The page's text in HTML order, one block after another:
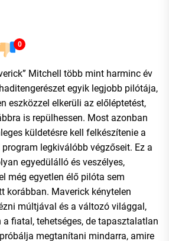
0
Mitchell több mint harminc év
egyik legjobb pilótája,
eszközzel elkerüli az előléptetést,
is repülhessen. Most azonban
küldetésre kell felkészítenie a
program legkiválóbb végzőseit. Ez a
egyedülálló és veszélyes,
még egyetlen élő pilóta sem
korábban. Maverick kénytelen
múltjával és a változó világgal,
a fiatal, tehetséges, de tapasztalatlan
megtanítani mindarra, amire